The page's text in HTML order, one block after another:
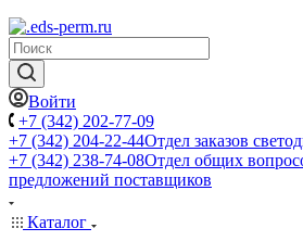
Войти
+7 (342) 202-77-09
+7 (342) 204-22-44Отдел заказов
+7 (342) 238-74-08Отдел общих
предложений поставщиков
Каталог